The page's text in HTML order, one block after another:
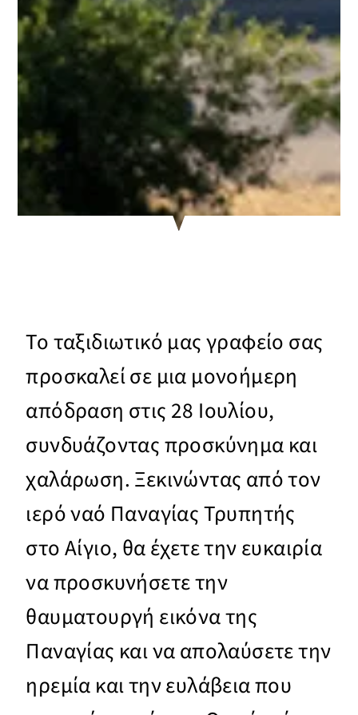
Το ταξιδιωτικό μας γραφείο σας
προσκαλεί σε μια μονοήμερη
απόδραση στις 28 Ιουλίου,
συνδυάζοντας προσκύνημα και
χαλάρωση. Ξεκινώντας από τον
ιερό ναό Παναγίας Τρυπητής
στο Αίγιο, θα έχετε την ευκαιρία
να προσκυνήσετε την
θαυματουργή εικόνα της
Παναγίας και να απολαύσετε την
ηρεμία και την ευλάβεια που